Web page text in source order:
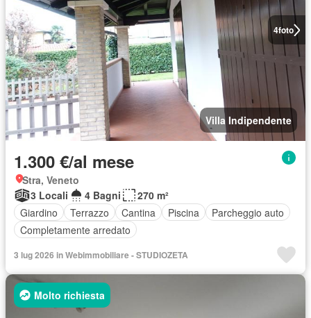
4foto
Villa Indipendente
1.300 €/al mese
Stra, Veneto
3 Locali
4 Bagni
270 m²
Giardino
Terrazzo Cantina Piscina
Parcheggio auto
Completamente arredato
3 lug 2026 in Webimmobiliare - STUDIOZETA
Molto richiesta